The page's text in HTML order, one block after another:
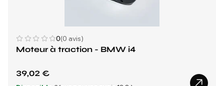
0(0 avis)
Moteur à traction - BMW i4
39,02 €